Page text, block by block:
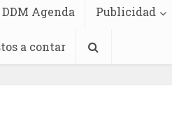
DDM Agenda Publicidad
a contar